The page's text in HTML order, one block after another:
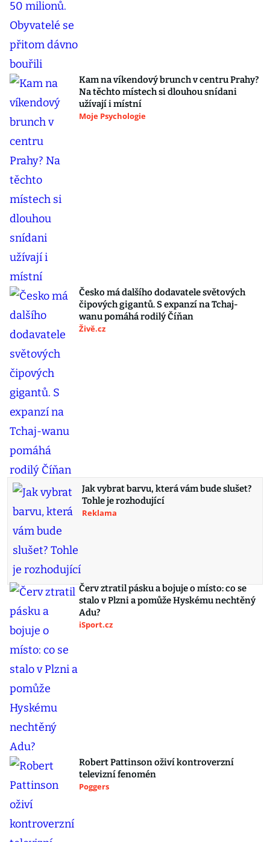
Kam na víkendový brunch v centru Prahy?
Na těchto místech si dlouhou snídani
užívají i místní
Moje Psychologie
Česko má dalšího dodavatele světových
čipových gigantů. S expanzí na Tchaj-
wanu pomáhá rodilý Číňan
Živě.cz
Jak vybrat barvu, která vám bude slušet?
Tohle je rozhodující
Reklama
Červ ztratil pásku a bojuje o místo: co se
stalo v Plzni a pomůže Hyskému nechtěný
Adu?
iSport.cz
Robert Pattinson oživí kontroverzní
televizní fenomén
Poggers